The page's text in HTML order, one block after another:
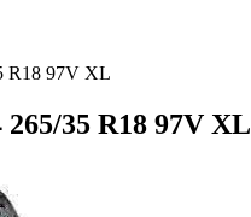
R18 97V XL
35 R18 97V XL